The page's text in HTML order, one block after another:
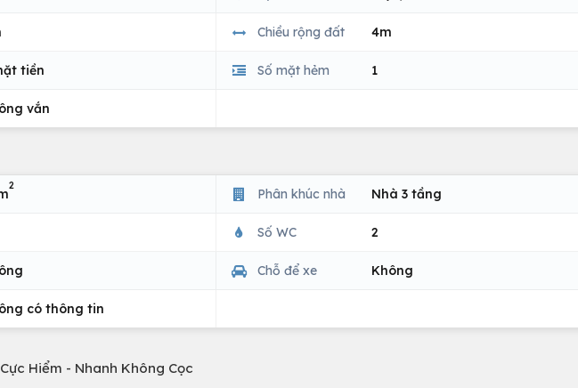
Chiều rộng đất 4m
tiền Số mặt hẻm 1
vắn
2
Phân khúc nhà Nhà 3 tầng
Số WC 2
Chỗ để xe Không
có thông tin
Hiểm - Nhanh Không Cọc